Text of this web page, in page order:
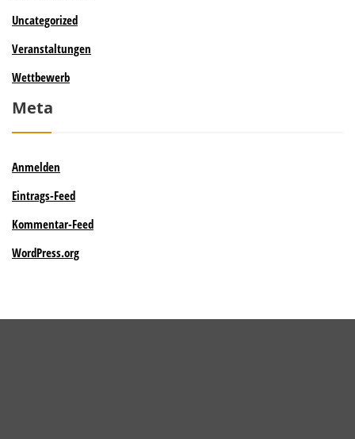
Uncategorized
Veranstaltungen
Wettbewerb
Meta
Anmelden
Eintrags-Feed
Kommentar-Feed
WordPress.org